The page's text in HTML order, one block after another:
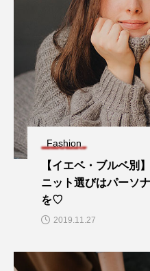
Fashion
【イエベ・ブルベ別
ニット選びはパーソ
を♡
2019.11.27